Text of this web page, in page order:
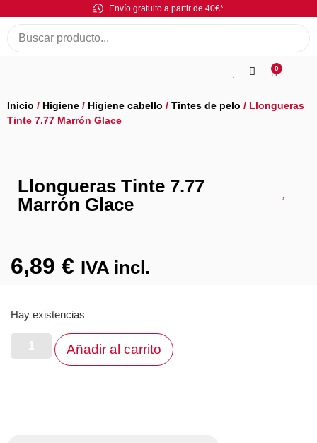
Envío gratuito a partir de 40€*
0
Inicio / Higiene / Higiene cabello / Tintes de pelo / Llongueras
Tinte 7.77 Marrón Glace
Llongueras Tinte 7.77
Marrón Glace
6,89 € IVA incl.
Hay existencias
Añadir al carrito